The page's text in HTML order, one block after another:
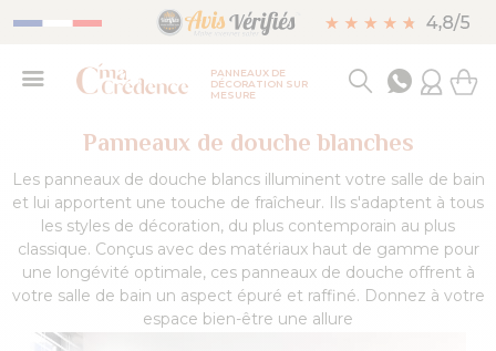
PANNEAUX DE
DÉCORATION SUR
MESURE
Panneaux de douche blanches
Les panneaux de douche blancs illuminent votre salle de bain
et lui apportent une touche de fraîcheur. Ils s'adaptent à tous
les styles de décoration, du plus contemporain au plus
classique. Conçus avec des matériaux haut de gamme pour
une longévité optimale, ces panneaux de douche offrent à
votre salle de bain un aspect épuré et raffiné. Donnez à votre
espace bien-être une allure